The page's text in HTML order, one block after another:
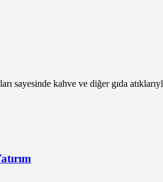
sayesinde kahve ve diğer gıda